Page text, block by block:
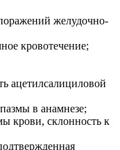
желудочно-
кровотечение;
ацетилсалициловой
в анамнезе;
крови, склонность к